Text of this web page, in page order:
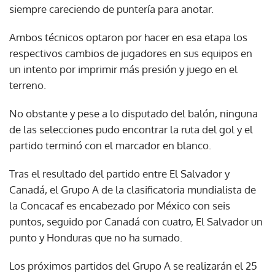
siempre careciendo de puntería para anotar.
Ambos técnicos optaron por hacer en esa etapa los
respectivos cambios de jugadores en sus equipos en
un intento por imprimir más presión y juego en el
terreno.
No obstante y pese a lo disputado del balón, ninguna
de las selecciones pudo encontrar la ruta del gol y el
partido terminó con el marcador en blanco.
Tras el resultado del partido entre El Salvador y
Canadá, el Grupo A de la clasificatoria mundialista de
la Concacaf es encabezado por México con seis
puntos, seguido por Canadá con cuatro, El Salvador un
punto y Honduras que no ha sumado.
Los próximos partidos del Grupo A se realizarán el 25